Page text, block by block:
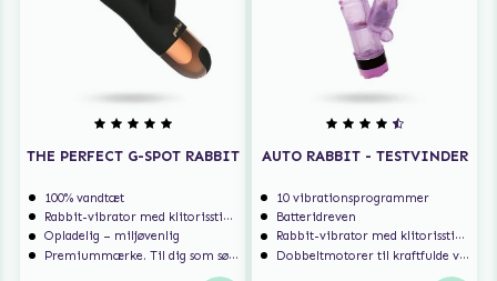
THE PERFECT G-SPOT RABBIT
100% vandtæt
Rabbit-vibrator med klitorisstimulering
Opladelig – miljøvenlig
Premiummærke. Til dig som søger ekstra høj kvalitet.
AUTO RABBIT - TESTVINDER
10 vibrationsprogrammer
Batteridreven
Rabbit-vibrator med klitorisstimulering
Dobbeltmotorer til kraftfulde vibrationer